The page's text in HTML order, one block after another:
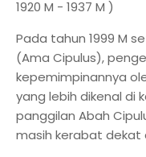
1920 M - 1937 M )
Pada tahun 1999 M
(Ama Cipulus),
kepemimpinannya
yang lebih dikenal di
panggilan Abah
masih kerabat dekat